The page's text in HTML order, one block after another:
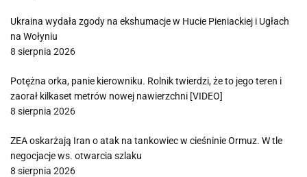
Ukraina wydała zgody na ekshumacje w Hucie Pieniackiej i Ugłach
na Wołyniu
8 sierpnia 2026
Potężna orka, panie kierowniku. Rolnik twierdzi, że to jego teren i
zaorał kilkaset metrów nowej nawierzchni [VIDEO]
8 sierpnia 2026
ZEA oskarżają Iran o atak na tankowiec w cieśninie Ormuz. W tle
negocjacje ws. otwarcia szlaku
8 sierpnia 2026